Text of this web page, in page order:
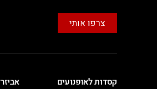
צרפו אותי
קסדות לאופנועים